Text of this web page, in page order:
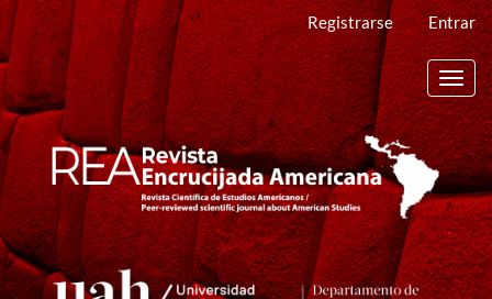
Navegación
principal
Contenido
principal
Barra
lateral
Registrarse Entrar